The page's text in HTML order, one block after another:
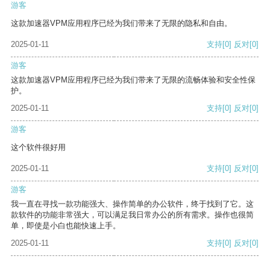
游客
这款加速器VPM应用程序已经为我们带来了无限的隐私和自由。
2025-01-11 支持[0] 反对[0]
游客
这款加速器VPM应用程序已经为我们带来了无限的流畅体验和安全性保
护。
2025-01-11
支持[0] 反对[0]
游客
这个软件很好用
2025-01-11 支持[0] 反对[0]
游客
我一直在寻找一款功能强大、操作简单的办公软件，终于找到了它。这
款软件的功能非常强大，可以满足我日常办公的所有需求。操作也很简
单，即使是小白也能快速上手。
2025-01-11
支持[0] 反对[0]